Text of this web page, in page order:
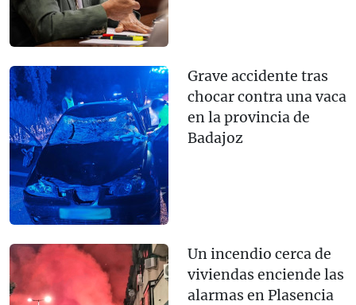
Grave accidente tras
chocar contra una vaca
en la provincia de
Badajoz
Un incendio cerca de
viviendas enciende las
alarmas en Plasencia